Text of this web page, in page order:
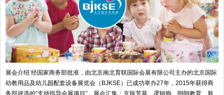
展会介绍 经国家商务部批准，由北京南北育联国际会展有限公司主办的北京国际
幼教用品及幼儿园配套设备展览会（BJKSE）已成功举办27年，2015年获得商
务部评选的“支持指导会展项目”。展会汇集：京版芳草、逻辑狗、朗朗教育、新